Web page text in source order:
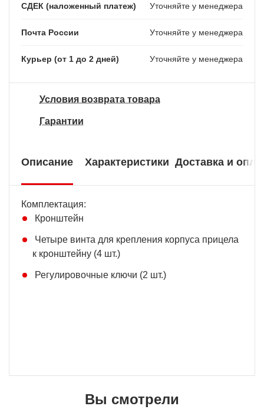
СДЕК (наложенный платеж) Уточняйте у менеджера
Почта России Уточняйте у менеджера
Курьер (от 1 до 2 дней) Уточняйте у менеджера
Условия возврата товара
Гарантии
Описание Характеристики Доставка и
Комплектация:
Кронштейн
Четыре винта для крепления корпуса прицела
к кронштейну (4 шт.)
Регулировочные ключи (2 шт.)
Вы смотрели